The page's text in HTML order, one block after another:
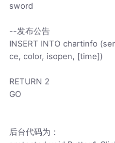
sword
--发布公告
INSERT INTO chartinfo
ce, color, isopen, [time])
RETURN 2
GO
后台代码为：